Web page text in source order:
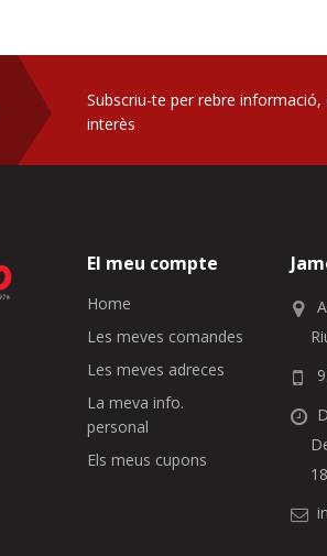
Subscriu-te per rebre
interès
El meu compte
Home
Les meves comandes
Les meves adreces
La meva info.
personal
Els meus cupons